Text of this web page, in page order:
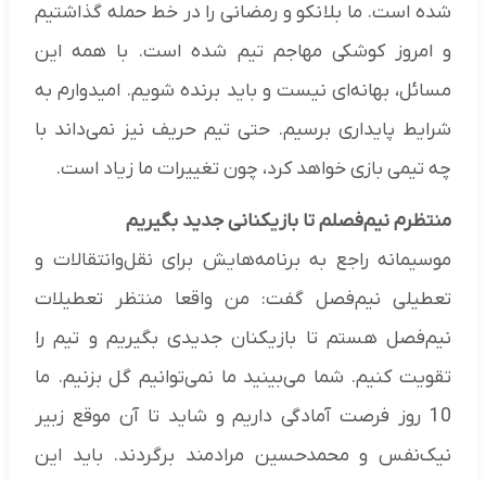
شده است. ما بلانکو و رمضانی را در خط حمله گذاشتیم
و امروز کوشکی مهاجم تیم شده است. با همه این
مسائل، بهانه‌ای نیست و باید برنده شویم. امیدوارم به
شرایط پایداری برسیم. حتی تیم حریف نیز نمی‌داند با
چه تیمی بازی خواهد کرد، چون تغییرات ما زیاد است.
منتظرم نیم‌فصلم تا بازیکنانی جدید بگیریم
موسیمانه راجع به برنامه‌هایش برای نقل‌وانتقالات و
تعطیلی نیم‌فصل گفت: من واقعا منتظر تعطیلات
نیم‌فصل هستم تا بازیکنان جدیدی بگیریم و تیم را
تقویت کنیم. شما می‌بینید ما نمی‌توانیم گل بزنیم. ما
10 روز فرصت آمادگی داریم و شاید تا آن موقع زبیر
نیک‌نفس و محمدحسین مرادمند برگردند. باید این